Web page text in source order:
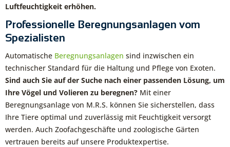
Luftfeuchtigkeit erhöhen.
Professionelle Beregnungsanlagen vom
Spezialisten
Automatische Beregnungsanlagen sind inzwischen ein
technischer Standard für die Haltung und Pflege von Exoten.
Sind auch Sie auf der Suche nach einer passenden Lösung, um
Ihre Vögel und Volieren zu beregnen? Mit einer
Beregnungsanlage von M.R.S. können Sie sicherstellen, dass
Ihre Tiere optimal und zuverlässig mit Feuchtigkeit versorgt
werden. Auch Zoofachgeschäfte und zoologische Gärten
vertrauen bereits auf unsere Produktexpertise.